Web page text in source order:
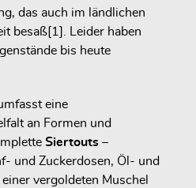
das auch im ländlichen
besaß[1]. Leider haben
bis heute
eine
an Formen und
Siertouts –
und Zuckerdosen, Öl- und
vergoldeten Muschel